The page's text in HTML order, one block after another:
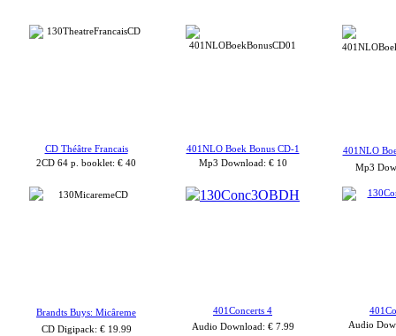
CD Théâtre Francais
2CD 64 p. booklet: € 40
401NLO Boek Bonus CD-1
Mp3 Download: € 10
401NLO
Mp3
Brandts Buys: Micâreme
CD Digipack: € 19.99
401Concerts 4
Audio Download: € 7.99
Audio